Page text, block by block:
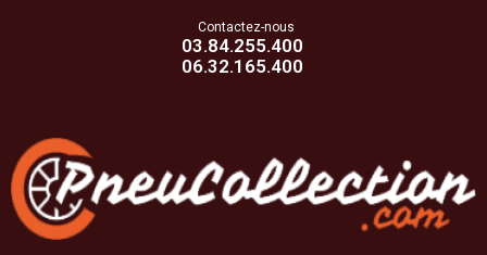
Contactez-nous
03.84.255.400
06.32.165.400